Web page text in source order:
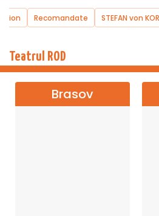
Recomandate STEFAN von KORCH
Teatrul ROD
Brasov